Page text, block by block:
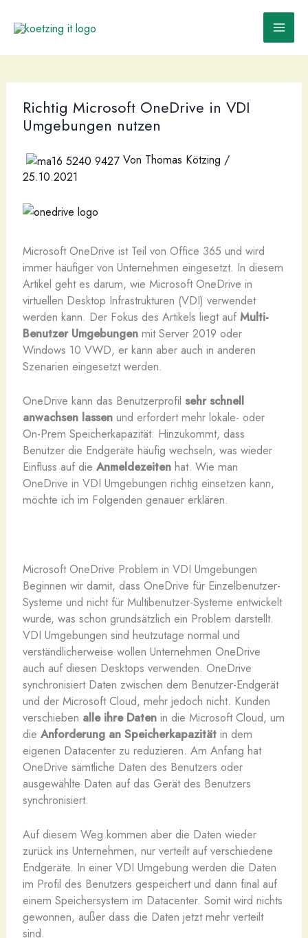
Inhalt
Richtig Microsoft OneDrive in VDI
Umgebungen nutzen
Von Thomas Kötzing /
25.10.2021
Microsoft OneDrive ist Teil von Office 365 und wird
immer häufiger von Unternehmen eingesetzt. In diesem
Artikel geht es darum, wie Microsoft OneDrive in
virtuellen Desktop Infrastrukturen (VDI) verwendet
werden kann. Der Fokus des Artikels liegt auf Multi-
Benutzer Umgebungenmit Server 2019 oder
Windows 10 VWD, er kann aber auch in anderen
Szenarien eingesetzt werden.
OneDrive kann das Benutzerprofil sehr schnell
anwachsen lassenund erfordert mehr lokale- oder
On-Prem Speicherkapazität. Hinzukommt, dass
Benutzer die Endgeräte häufig wechseln, was wieder
Einfluss auf die Anmeldezeitenhat. Wie man
OneDrive in VDI Umgebungen richtig einsetzen kann,
möchte ich im Folgenden genauer erklären.
Microsoft OneDrive Problem in VDI Umgebungen
Beginnen wir damit, dass OneDrive für Einzelbenutzer-
Systeme und nicht für Multibenutzer-Systeme entwickelt
wurde, was schon grundsätzlich ein Problem darstellt.
VDI Umgebungen sind heutzutage normal und
verständlicherweise wollen Unternehmen OneDrive
auch auf diesen Desktops verwenden. OneDrive
synchronisiert Daten zwischen dem Benutzer-Endgerät
und der Microsoft Cloud, mehr jedoch nicht. Kunden
verschieben alle ihre Datenin die Microsoft Cloud, um
die Anforderung an Speicherkapazitätin dem
eigenen Datacenter zu reduzieren. Am Anfang hat
OneDrive sämtliche Daten des Benutzers oder
ausgewählte Daten auf das Gerät des Benutzers
synchronisiert.
Auf diesem Weg kommen aber die Daten wieder
zurück ins Unternehmen, nur verteilt auf verschiedene
Endgeräte. In einer VDI Umgebung werden die Daten
im Profil des Benutzers gespeichert und dann final auf
einem Speichersystem im Datacenter. Somit wird nichts
gewonnen, außer dass die Daten jetzt mehr verteilt
sind.